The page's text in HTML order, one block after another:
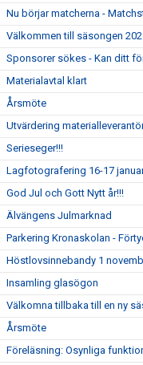
Nu börjar matcherna -
Välkommen till säsongen
Sponsorer sökes - Kan ditt
Materialavtal klart
Årsmöte
Utvärdering
Serieseger!!!
Lagfotografering 16-17
God Jul och Gott Nytt år!!!
Älvängens Julmarknad
Parkering Kronaskolan -
Höstlovsinnebandy 1
Insamling glasögon
Välkomna tillbaka till en ny
Årsmöte
Föreläsning: Osynliga